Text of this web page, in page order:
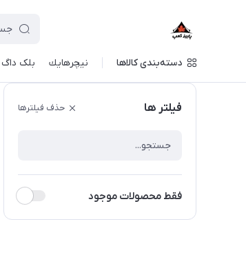
دسته‌بندی کالاها نيچرهايك بلک داگ
فیلتر ها حذف فیلترها
فقط محصولات موجود